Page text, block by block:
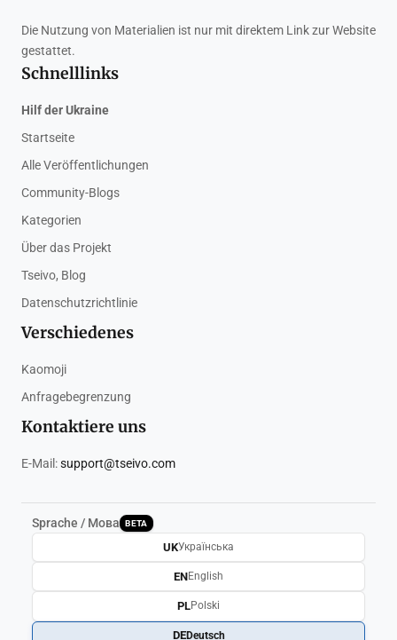
Die Nutzung von Materialien ist nur mit direktem Link zur Website
gestattet.
Schnelllinks
Hilf der Ukraine
Startseite
Alle Veröffentlichungen
Community-Blogs
Kategorien
Über das Projekt
Tseivo, Blog
Datenschutzrichtlinie
Verschiedenes
Kaomoji
Anfragebegrenzung
Kontaktiere uns
E-Mail:support@tseivo.com
Sprache / Мова BETA
UKУкраїнська
ENEnglish
PLPolski
DEDeutsch